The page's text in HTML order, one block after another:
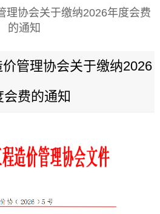
理协会关于缴纳2026年度会费
的通知
管理协会关于缴纳2026
会费的通知